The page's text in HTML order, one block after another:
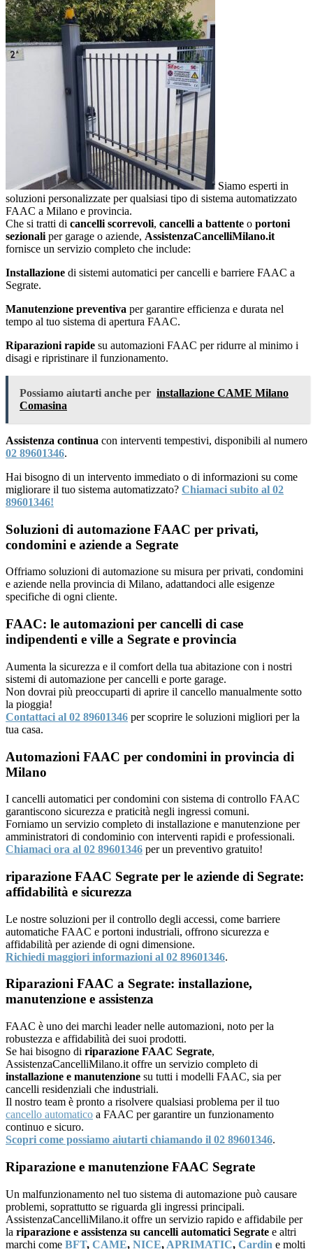
Siamo esperti in
soluzioni personalizzate per qualsiasi tipo di sistema automatizzato
FAAC a Milano e provincia.
Che si tratti di cancelli scorrevoli, cancelli a battente o portoni
sezionali per garage o aziende, AssistenzaCancelliMilano.it
fornisce un servizio completo che include:
Installazione di sistemi automatici per cancelli e barriere FAAC a
Segrate.
Manutenzione preventiva per garantire efficienza e durata nel
tempo al tuo sistema di apertura FAAC.
Riparazioni rapide su automazioni FAAC per ridurre al minimo i
disagi e ripristinare il funzionamento.
Possiamo aiutarti anche per installazione CAME Milano
Comasina
Assistenza continua con interventi tempestivi, disponibili al numero
02 89601346.
Hai bisogno di un intervento immediato o di informazioni su come
migliorare il tuo sistema automatizzato? Chiamaci subito al 02
89601346!
Soluzioni di automazione FAAC per privati,
condomini e aziende a Segrate
Offriamo soluzioni di automazione su misura per privati, condomini
e aziende nella provincia di Milano, adattandoci alle esigenze
specifiche di ogni cliente.
FAAC: le automazioni per cancelli di case
indipendenti e ville a Segrate e provincia
Aumenta la sicurezza e il comfort della tua abitazione con i nostri
sistemi di automazione per cancelli e porte garage.
Non dovrai più preoccuparti di aprire il cancello manualmente sotto
la pioggia!
Contattaci al 02 89601346 per scoprire le soluzioni migliori per la
tua casa.
Automazioni FAAC per condomini in provincia di
Milano
I cancelli automatici per condomini con sistema di controllo FAAC
garantiscono sicurezza e praticità negli ingressi comuni.
Forniamo un servizio completo di installazione e manutenzione per
amministratori di condominio con interventi rapidi e professionali.
Chiamaci ora al 02 89601346 per un preventivo gratuito!
riparazione FAAC Segrate per le aziende di Segrate:
affidabilità e sicurezza
Le nostre soluzioni per il controllo degli accessi, come barriere
automatiche FAAC e portoni industriali, offrono sicurezza e
affidabilità per aziende di ogni dimensione.
Richiedi maggiori informazioni al 02 89601346.
Riparazioni FAAC a Segrate: installazione,
manutenzione e assistenza
FAAC è uno dei marchi leader nelle automazioni, noto per la
robustezza e affidabilità dei suoi prodotti.
Se hai bisogno di riparazione FAAC Segrate,
AssistenzaCancelliMilano.it offre un servizio completo di
installazione e manutenzione su tutti i modelli FAAC, sia per
cancelli residenziali che industriali.
Il nostro team è pronto a risolvere qualsiasi problema per il tuo
cancello automatico a FAAC per garantire un funzionamento
continuo e sicuro.
Scopri come possiamo aiutarti chiamando il 02 89601346.
Riparazione e manutenzione FAAC Segrate
Un malfunzionamento nel tuo sistema di automazione può causare
problemi, soprattutto se riguarda gli ingressi principali.
AssistenzaCancelliMilano.it offre un servizio rapido e affidabile per
la riparazione e assistenza su cancelli automatici Segrate e altri
marchi come BFT, CAME, NICE, APRIMATIC, Cardin e molti